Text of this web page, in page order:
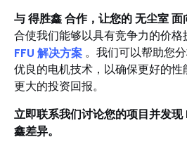
与 得胜鑫 合作，让您的 无尘室 面
合使我们能够以具有竞争力的价格
FFU 解决方案。我们可以帮助您
优良的电机技术，以确保更好的
更大的投资回报。
立即联系我们讨论您的项目并发
鑫差异。